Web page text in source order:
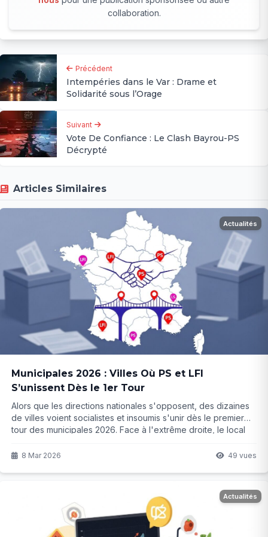
collaboration.
Précédent
Intempéries dans le Var : Drame et
Solidarité sous l’Orage
Suivant
Vote De Confiance : Le Clash Bayrou-PS
Décrypté
Articles Similaires
Actualités
Municipales 2026 : Villes Où PS et LFI
S’unissent Dès le 1er Tour
Alors que les directions nationales s'opposent, des dizaines
de villes voient socialistes et insoumis s'unir dès le premier
tour des municipales 2026. Face à l'extrême droite, le local
8 Mar 2026 49 vues
Actualités